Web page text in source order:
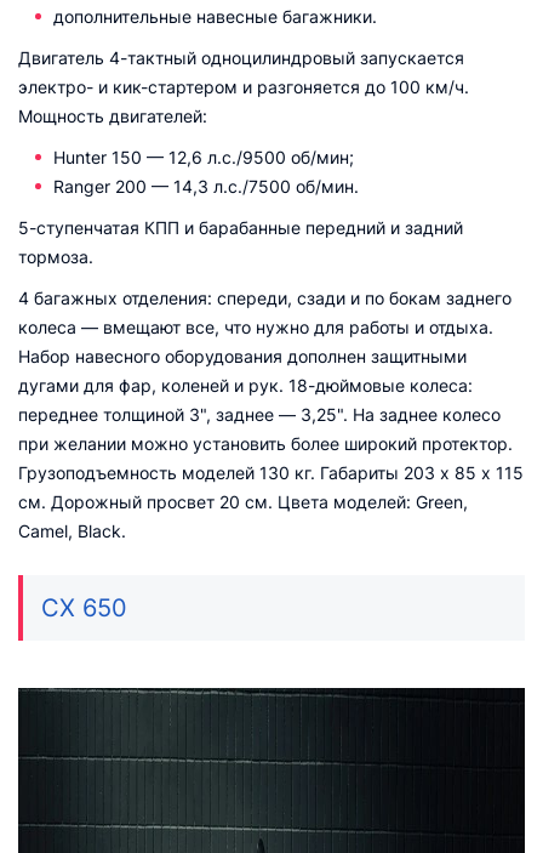
дополнительные навесные багажники.
Двигатель 4-тактный одноцилиндровый запускается
электро- и кик-стартером и разгоняется до 100 км/ч.
Мощность двигателей:
Hunter 150 — 12,6 л.с./9500 об/мин;
Ranger 200 — 14,3 л.с./7500 об/мин.
5-ступенчатая КПП и барабанные передний и задний
тормоза.
4 багажных отделения: спереди, сзади и по бокам заднего
колеса — вмещают все, что нужно для работы и отдыха.
Набор навесного оборудования дополнен защитными
дугами для фар, коленей и рук. 18-дюймовые колеса:
переднее толщиной 3", заднее — 3,25". На заднее колесо
при желании можно установить более широкий протектор.
Грузоподъемность моделей 130 кг. Габариты 203 х 85 х 115
см. Дорожный просвет 20 см. Цвета моделей: Green,
Camel, Black.
CX 650